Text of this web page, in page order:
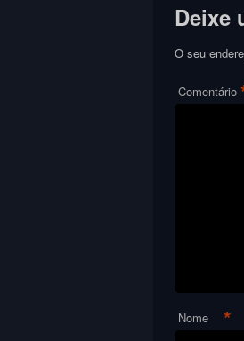
Deixe
O seu
Comentário
Nome *